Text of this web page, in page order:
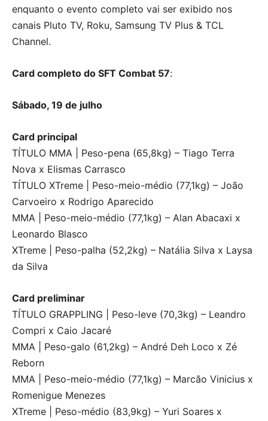
enquanto o evento completo vai ser exibido nos
canais Pluto TV, Roku, Samsung TV Plus & TCL
Channel.
Card completo do SFT Combat 57:
Sábado, 19 de julho
Card principal
TÍTULO MMA | Peso-pena (65,8kg) – Tiago Terra
Nova x Elismas Carrasco
TÍTULO XTreme | Peso-meio-médio (77,1kg) – João
Carvoeiro x Rodrigo Aparecido
MMA | Peso-meio-médio (77,1kg) – Alan Abacaxi x
Leonardo Blasco
XTreme | Peso-palha (52,2kg) – Natália Silva x Laysa
da Silva
Card preliminar
TÍTULO GRAPPLING | Peso-leve (70,3kg) – Leandro
Compri x Caio Jacaré
MMA | Peso-galo (61,2kg) – André Deh Loco x Zé
Reborn
MMA | Peso-meio-médio (77,1kg) – Marcão Vinicius x
Romenigue Menezes
XTreme | Peso-médio (83,9kg) – Yuri Soares x